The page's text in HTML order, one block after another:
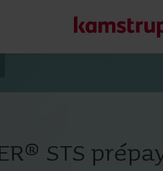
clients de réduire le gaspillage
STS